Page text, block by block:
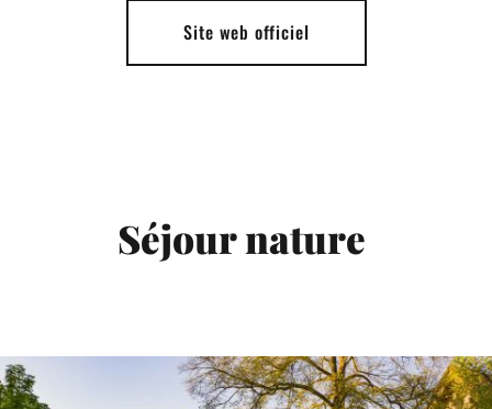
Site web officiel
Séjour nature